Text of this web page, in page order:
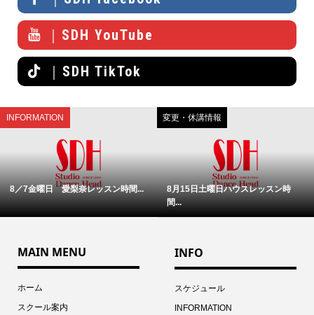
｜SDH YouTube
｜SDH TikTok
INFORMATION
8／7金曜日 愛梨奈レッスン時間...
変更・休講情報
8月15日土曜日ハウスレッスン時
間...
MAIN MENU
ホーム
スクール案内
INFO
スケジュール
INFORMATION